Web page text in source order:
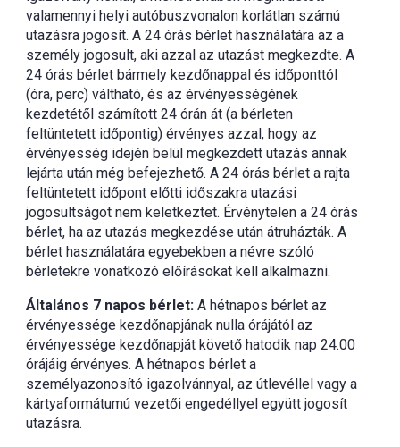
valamennyi helyi autóbuszvonalon korlátlan számú
utazásra jogosít. A 24 órás bérlet használatára az a
személy jogosult, aki azzal az utazást megkezdte. A
24 órás bérlet bármely kezdőnappal és időponttól
(óra, perc) váltható, és az érvényességének
kezdetétől számított 24 órán át (a bérleten
feltüntetett időpontig) érvényes azzal, hogy az
érvényesség idején belül megkezdett utazás annak
lejárta után még befejezhető. A 24 órás bérlet a rajta
feltüntetett időpont előtti időszakra utazási
jogosultságot nem keletkeztet. Érvénytelen a 24 órás
bérlet, ha az utazás megkezdése után átruházták. A
bérlet használatára egyebekben a névre szóló
bérletekre vonatkozó előírásokat kell alkalmazni.
Általános 7 napos bérlet: A hétnapos bérlet az
érvényessége kezdőnapjának nulla órájától az
érvényessége kezdőnapját követő hatodik nap 24.00
órájáig érvényes. A hétnapos bérlet a
személyazonosító igazolvánnyal, az útlevéllel vagy a
kártyaformátumú vezetői engedéllyel együtt jogosít
utazásra.